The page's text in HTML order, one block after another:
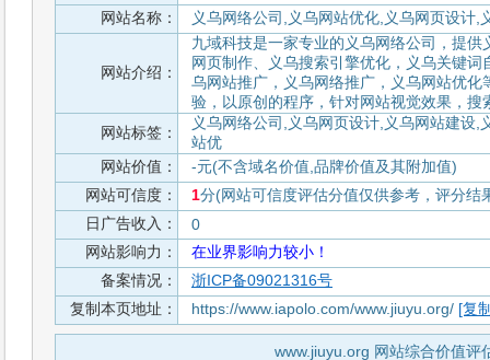
网站名称：
义乌网络公司,义乌网站优化,义乌网页设计,
网站介绍：
九域科技是一家专业的义乌网络公司，提
网页制作、义乌搜索引擎优化，义乌关键
乌网站推广，义乌网络推广，义乌网站优
验，以原创的程序，针对网站视觉效果，搜
网站标签：
义乌网络公司,义乌网页设计,义乌网站建设,
站优
网站价值：
-元(不含域名价值,品牌价值及其附加值)
网站可信度：
1分(网站可信度评估分值仅供参考，评分结
日广告收入：
0
网站影响力：
在业界影响力较小！
备案情况：
浙ICP备09021316号
复制本页地址：
https://www.iapolo.com/www.jiuyu.org/ [复
www.jiuyu.org 网站综合价值评